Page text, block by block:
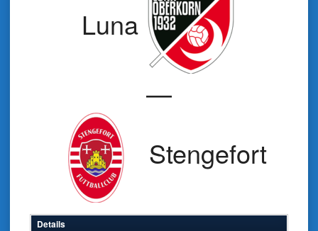
Luna
—
Stengefort
Details